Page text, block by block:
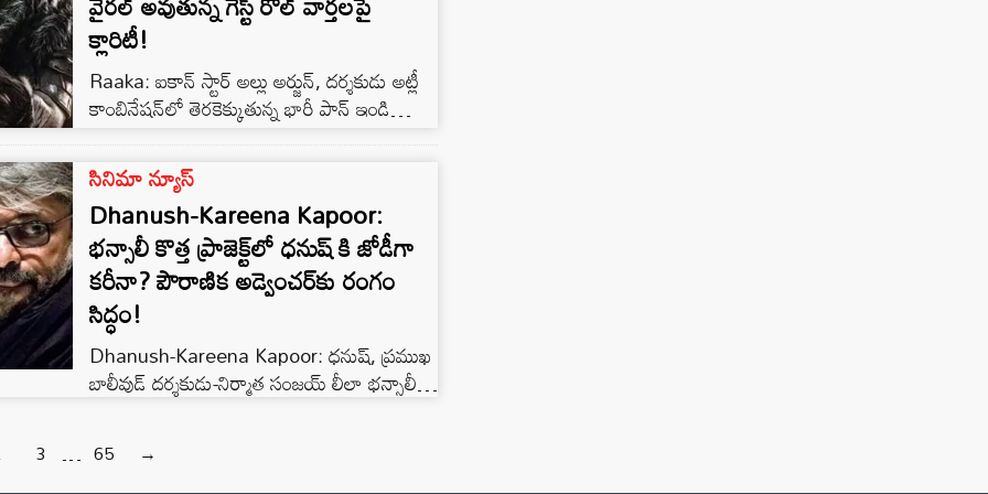
నిలిచి ట్రోఫీని సొంతం చేసుకోవడంతో పాటు భారీ
నగదు బహుమతిని కూడా దక్కించుకుంది. గట్టి పోటీ
ఇచ్చిన […]
క్లారిటీ!
Raaka: ఐకాన్ స్టార్ అల్లు అర్జున్, దర్శకుడు అట్లీ
కాంబినేషన్‌లో తెరకెక్కుతున్న భారీ పాన్ ఇండియా
మూవీ ‘రాకా’ ప్రస్తుతం అత్యంత ఆసక్తిగా
ఎదురుచూస్తున్న ప్రాజెక్టులలో ఒకటిగా నిలిచింది.
భారీ బడ్జెట్, అంతర్జాతీయ స్థాయి విజువల్స్, స్టార్
కాస్టింగ్‌తో రూపొందుతున్న ఈ మూవీకి
సంబంధించిన ప్రతి అప్డేట్ సోషల్ మీడియాలో వైరల్
అవుతోంది. అలాంటి సమయంలో బాలీవుడ్ సూపర్
స్టార్ షారుఖ్ ఖాన్ ఈ సినిమాలో అతిథి పాత్రలో
కనిపించనున్నారనే వార్త అభిమానుల్లో భారీ ఆసక్తిని
రేకెత్తించింది. […]
సినిమా న్యూస్
Dhanush-Kareena Kapoor:
భన్సాలీ కొత్త ప్రాజెక్ట్‌లో ధనుష్ కి జోడీగా
కరీనా? పౌరాణిక అడ్వెంచర్‌కు రంగం
సిద్ధం!
Dhanush-Kareena Kapoor: ధనుష్, ప్రముఖ
బాలీవుడ్ దర్శకుడు-నిర్మాత సంజయ్ లీలా భన్సాలీ
కాంబినేషన్‌లో రాబోతున్న భారీ మైథలాజికల్ జంగిల్
అడ్వెంచర్ ప్రాజెక్ట్‌ను 2026 ఏప్రిల్ 28న
అధికారికంగా ప్రకటించారు. ‘భన్సాలీ ప్రొడక్షన్స్’
3 … 65 →